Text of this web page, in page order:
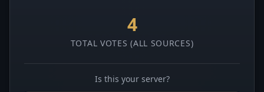
4
TOTAL VOTES (ALL SOURCES)
Is this your server?